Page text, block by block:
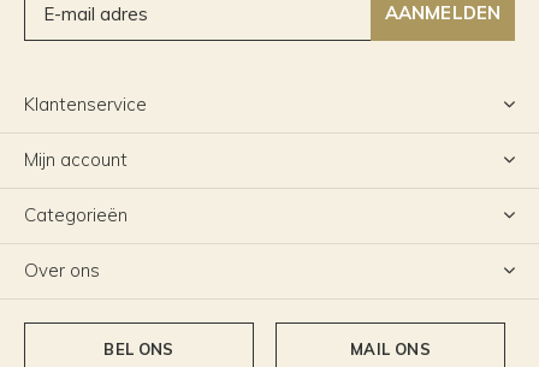
AANMELDEN
Klantenservice
Mijn account
Categorieën
Over ons
BEL ONS MAIL ONS